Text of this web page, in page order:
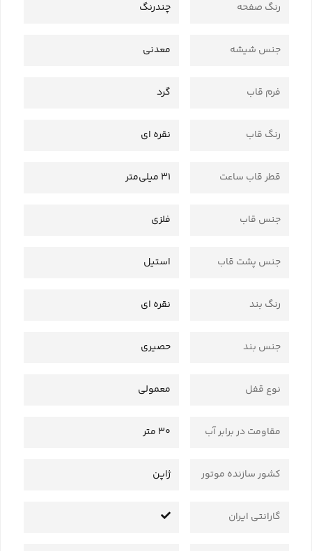
رنگ صفحه چندرنگ
جنس شیشه معدنی
فرم قاب گرد
رنگ قاب نقره ای
قطر قاب ساعت 31 میلی‌متر
جنس قاب فلزی
جنس پشت قاب استیل
رنگ بند نقره ای
جنس بند حصیری
نوع قفل معمولی
مقاومت در برابر آب 30 متر
کشور سازنده موتور ژاپن
گارانتی ایران